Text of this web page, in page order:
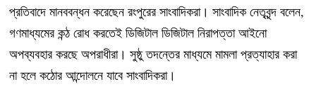
প্রতিবাদে মানববন্ধন করেছেন রংপুরের সাংবাদিকরা। সাংবাদিক নেতৃবৃন্দ বলেন,
গণমাধ্যমের কন্ঠ রোধ করতেই ডিজিটাল ডিজিটাল নিরাপত্তা আইনো
অপব্যবহার করছে অপরাধীরা। সুষ্ঠু তদন্তের মাধ্যমে মামলা প্রত্যাহার করা
না হলে কঠোর আন্দোলনে যাবে সাংবাদিকরা।